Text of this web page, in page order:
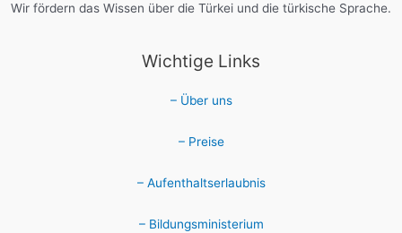
Wir fördern das Wissen über die Türkei und die türkische Sprache.
Wichtige Links
– Über uns
– Preise
– Aufenthaltserlaubnis
– Bildungsministerium